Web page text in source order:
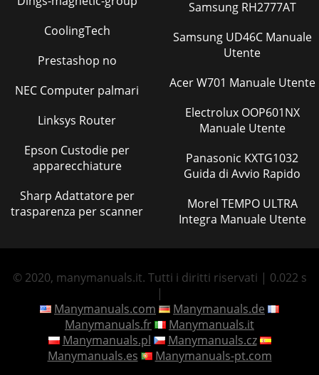
CoolingTech
Prestashop no
NEC Computer palmari
Linksys Router
Epson Custodie per
apparecchiature
Sharp Adattatore per
trasparenza per scanner
Samsung RH2777AT
Samsung UD46C Manuale
Utente
Acer W701 Manuale Utente
Electrolux OOP601NX
Manuale Utente
Panasonic KXTG1032
Guida di Avvio Rapido
Morel TEMPO ULTRA
Integra Manuale Utente
© 2020, manymanuals.it. Tutti i diritti riservati | 0.022 s
|
Manymanuals.com
Manymanuals.de
Manymanuals.fr
Manymanuals.it
Manymanuals.pl
Manymanuals.cz
Manymanuals.es
Manymanuals-pt.com